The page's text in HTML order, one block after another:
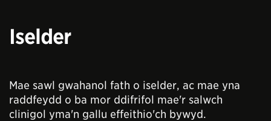
Iselder
Mae sawl gwahanol fath o iselder, ac mae yna
raddfeydd o ba mor ddifrifol mae'r salwch
clinigol yma'n gallu effeithio'ch bywyd.